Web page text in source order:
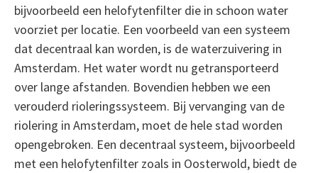
bijvoorbeeld een helofytenfilter die in schoon water
voorziet per locatie. Een voorbeeld van een systeem
dat decentraal kan worden, is de waterzuivering in
Amsterdam. Het water wordt nu getransporteerd
over lange afstanden. Bovendien hebben we een
verouderd rioleringssysteem. Bij vervanging van de
riolering in Amsterdam, moet de hele stad worden
opengebroken. Een decentraal systeem, bijvoorbeeld
met een helofytenfilter zoals in Oosterwold, biedt de